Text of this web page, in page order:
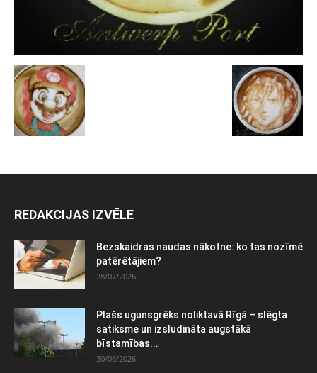
REDAKCIJAS IZVĒLE
Bezskaidras naudas nākotne: ko tas nozīmē
patērētājiem?
28/07/2026
Plašs ugunsgrēks noliktavā Rīgā – slēgta
satiksme un izsludināta augstākā
bīstamības...
30/06/2026